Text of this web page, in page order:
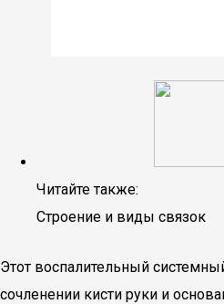
Читайте также:
Строение и виды связок
Этот воспалительный
сочленении кисти руки и